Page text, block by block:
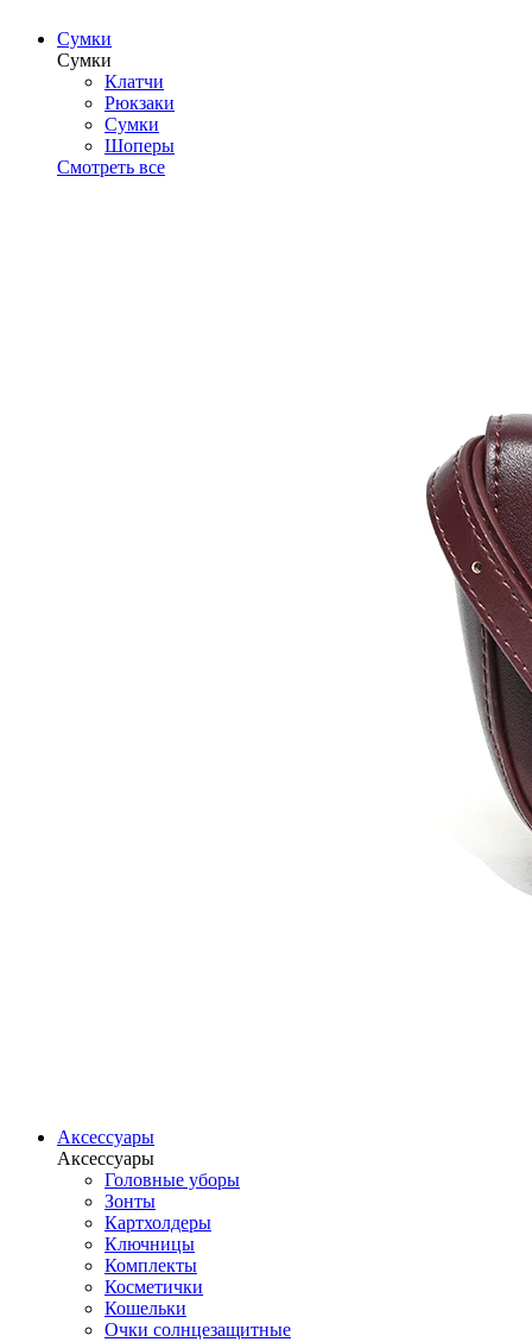
Сумки
Сумки
Клатчи
Рюкзаки
Сумки
Шоперы
Смотреть все
Аксессуары
Аксессуары
Головные уборы
Зонты
Картхолдеры
Ключницы
Комплекты
Косметички
Кошельки
Очки солнцезащитные